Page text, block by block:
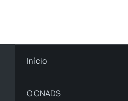
Início
O CNADS